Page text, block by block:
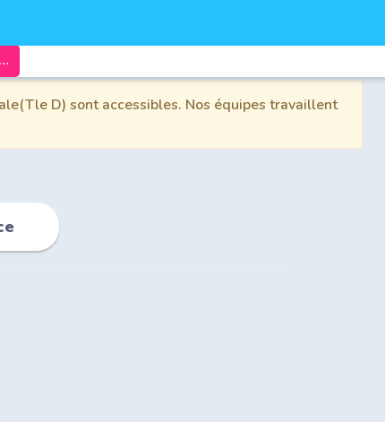
Chapitre 3: GÃ©omÃ©trie dans l'espace
D) sont accessibles. Nos équipes travaillent